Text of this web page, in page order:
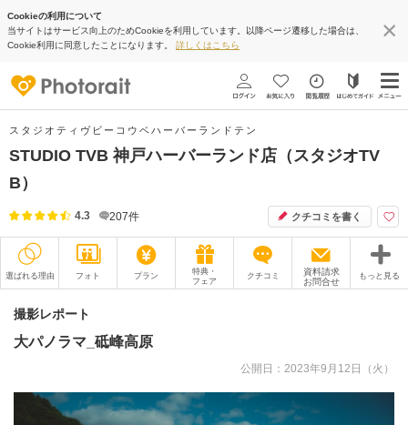
Cookieの利用について
当サイトはサービス向上のためCookieを利用しています。以降ページ遷移した場合は、
Cookie利用に同意したことになります。 詳しくはこちら
スタジオティヴビーコウベハーバーランドテン
STUDIO TVB 神戸ハーバーランド店（スタジオTV
B）
4.3 207件 クチコミを書く
選ばれる理由 フォト プラン
特典・
フェア
クチコミ
資料請求
お問合せ
もっと見る
撮影レポート
衣装
アクセス/TEL スタジオトップ
撮影レポート
大パノラマ_砥峰高原
公開日：2023年9月12日（火）